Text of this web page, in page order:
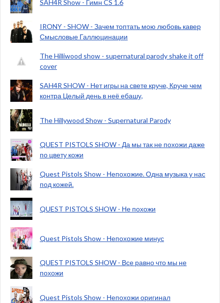
SAH4R Show - Гимн CS 1.6
IRONY - SHOW - Зачем топтать мою любовь кавер
Смысловые Галлюцинации
The Hilliwood show - supernatural parody shake it off
cover
SAH4R SHOW - Нет игры на свете круче, Круче чем
контра Целый день в неё ебашу,
The Hillywood Show - Supernatural Parody
QUEST PISTOLS SHOW - Да мы так не похожи даже
по цвету кожи
Quest Pistols Show - Непохожие. Одна музыка у нас
под кожей.
QUEST PISTOLS SHOW - Не похожи
Quest Pistols Show - Непохожие минус
QUEST PISTOLS SHOW - Все равно что мы не
похожи
Quest Pistols Show - Непохожи оригинал